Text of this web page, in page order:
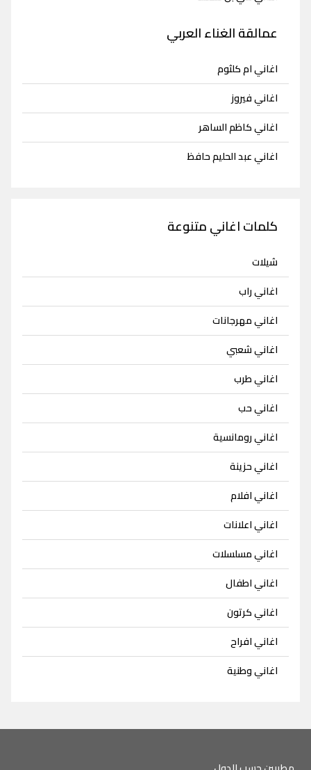
عمالقة الغناء العربي
اغاني ام كلثوم
اغاني فيروز
اغاني كاظم الساهر
اغاني عبد الحليم حافظ
كلمات اغاني متنوعة
شيلات
اغاني راب
اغاني مهرجانات
اغاني شعبي
اغاني طرب
اغاني حب
اغاني رومانسية
اغاني حزينة
اغاني افلام
اغاني اعلانات
اغاني مسلسلات
اغاني اطفال
اغاني كرتون
اغاني افراح
اغاني وطنية